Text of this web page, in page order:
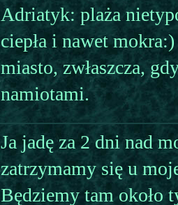
Adriatyk: plaża
ciepła i nawet
miasto, zwłaszcza,
namiotami.
Ja jadę za 2 dni nad
zatrzymamy się u
Będziemy tam około